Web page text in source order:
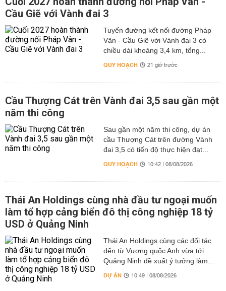
Cầu Giẽ với Vành đai 3
Tuyến đường kết nối đường Pháp
Vân - Cầu Giẽ với Vành đai 3 có
chiều dài khoảng 3,4 km, tổng...
QUY HOẠCH 21 giờ trước
Cầu Thượng Cát trên Vành đai 3,5 sau gần một
năm thi công
Sau gần một năm thi công, dự án
cầu Thượng Cát trên đường Vành
đai 3,5 có tiến độ thực hiện đạt...
QUY HOẠCH 10:42 | 08/08/2026
Thái An Holdings cùng nhà đầu tư ngoại muốn
làm tổ hợp cảng biển đô thị công nghiệp 18 tỷ
USD ở Quảng Ninh
Thái An Holdings cùng các đối tác
đến từ Vương quốc Anh vừa tới
Quảng Ninh đề xuất ý tưởng làm...
DỰ ÁN 10:49 | 08/08/2026